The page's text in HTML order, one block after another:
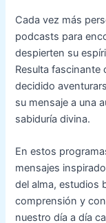
Cada vez más
podcasts para
despierten su
Resulta
decidido
su mensaje a una
sabiduría divina.
En estos
mensajes
del alma, estudios
comprensión y
nuestro día a día